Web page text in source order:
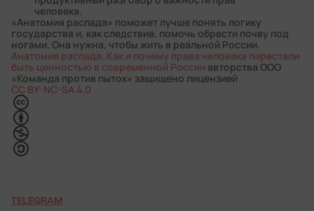
человека.
«Анатомия распада» поможет лучше понять логику
государства и, как следствие, помочь обрести почву под
ногами. Она нужна, чтобы жить в реальной России.
Анатомия распада. Как и почему права человека перестали
быть ценностью в современной России авторства ООО
«Команда против пыток» защищено лицензией
CC BY-NC-SA 4.0
TELEGRAM